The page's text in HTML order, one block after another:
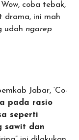
coba tebak,
drama, ini mah
udah ngarep
Jabar, ‘Co-
pada rasio
seperti
sawit dan